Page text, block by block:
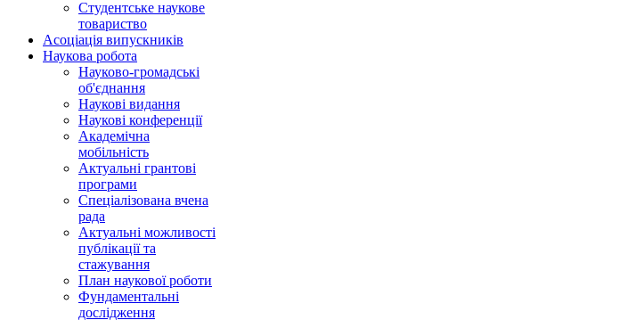
Студентське наукове
товариство
Асоціація випускників
Наукова робота
Науково-громадські
об'єднання
Наукові видання
Наукові конференції
Академічна
мобільність
Актуальні грантові
програми
Спеціалізована вчена
рада
Актуальні можливості
публікації та
стажування
План наукової роботи
Фундаментальні
дослідження